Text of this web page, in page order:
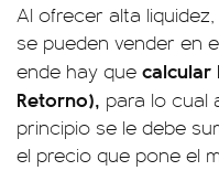
Al ofrecer alta
se pueden vender en
ende hay que calcular
Retorno), para lo cual
principio se le debe
el precio que pone el